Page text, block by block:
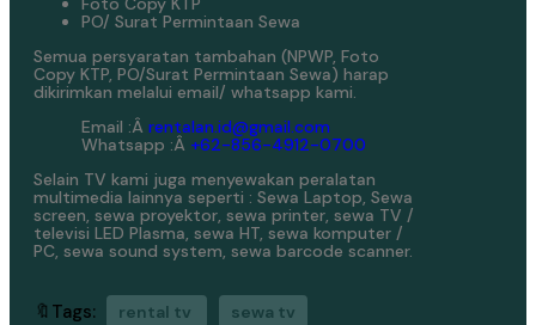
PO/ Surat Permintaan Sewa
Semua persyaratan tambahan (NPWP, Foto
Copy KTP, PO/Surat Permintaan Sewa) harap
dikirimkan melalui email/ whatsapp kami.
Email :Â rentalan.id@gmail.com
Whatsapp :Â +62-856-4912-0700
Selain TV kami juga menyewakan peralatan
multimedia lainnya seperti : Sewa Laptop, Sewa
screen, sewa proyektor, sewa printer, sewa TV /
televisi LED Plasma, sewa HT, sewa komputer /
PC, sewa sound system, sewa barcode scanner.
🔖Tags: rental tv sewa tv